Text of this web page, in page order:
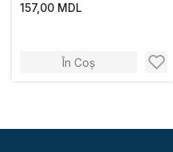
157,00 MDL
În Coș